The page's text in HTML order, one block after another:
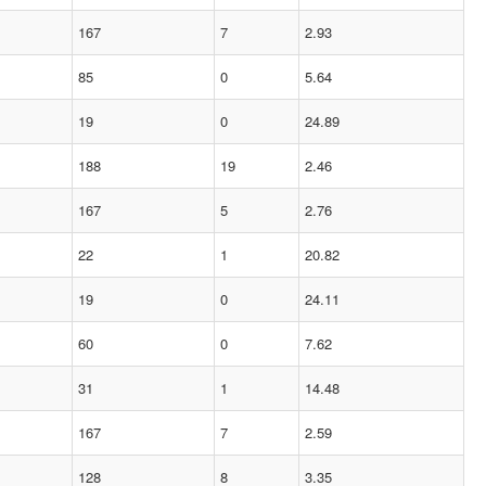
167 7 2.93
85 0 5.64
19 0 24.89
188 19 2.46
167 5 2.76
22 1 20.82
19 0 24.11
60 0 7.62
31 1 14.48
167 7 2.59
128 8 3.35